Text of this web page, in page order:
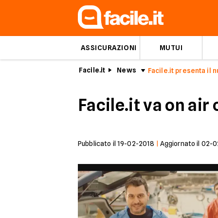
ASSICURAZIONI MUTUI
Facile.it News Facile.it presenta il
Facile.it va on air
Pubblicato il 19-02-2018 Aggiornato il 02-